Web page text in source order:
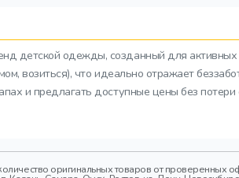
детской одежды, созданный для
возиться), что идеально отражает
и предлагать доступные цены без
оригинальных товаров от проверенных